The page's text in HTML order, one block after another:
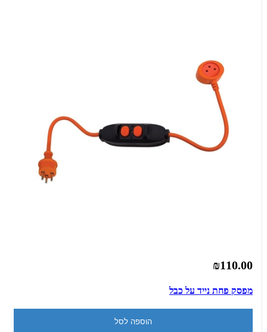
₪110.00
מפסק פחת נייד על כבל
הוספה לסל